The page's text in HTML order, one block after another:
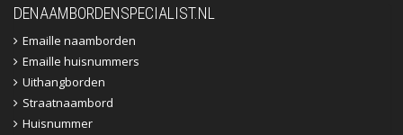
DENAAMBORDENSPECIALIST.NL
Emaille naamborden
Emaille huisnummers
Uithangborden
Straatnaambord
Huisnummer